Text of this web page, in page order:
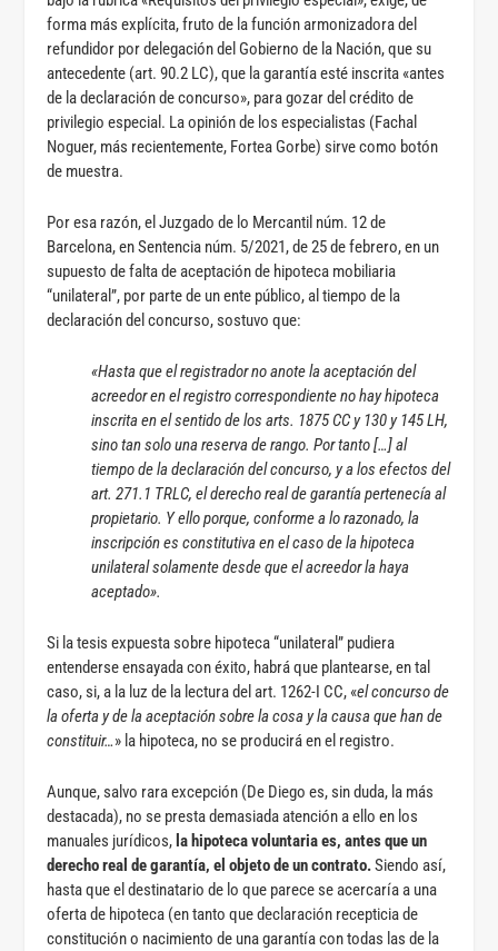
forma más explícita, fruto de la función armonizadora del
refundidor por delegación del Gobierno de la Nación, que su
antecedente (art. 90.2 LC), que la garantía esté inscrita «antes
de la declaración de concurso», para gozar del crédito de
privilegio especial. La opinión de los especialistas (Fachal
Noguer, más recientemente, Fortea Gorbe) sirve como botón
de muestra.
Por esa razón, el Juzgado de lo Mercantil núm. 12 de
Barcelona, en Sentencia núm. 5/2021, de 25 de febrero, en un
supuesto de falta de aceptación de hipoteca mobiliaria
“unilateral”, por parte de un ente público, al tiempo de la
declaración del concurso, sostuvo que:
«Hasta que el registrador no anote la aceptación del
acreedor en el registro correspondiente no hay hipoteca
inscrita en el sentido de los arts. 1875 CC y 130 y 145 LH,
sino tan solo una reserva de rango. Por tanto […] al
tiempo de la declaración del concurso, y a los efectos del
art. 271.1 TRLC, el derecho real de garantía pertenecía al
propietario. Y ello porque, conforme a lo razonado, la
inscripción es constitutiva en el caso de la hipoteca
unilateral solamente desde que el acreedor la haya
aceptado».
Si la tesis expuesta sobre hipoteca “unilateral” pudiera
entenderse ensayada con éxito, habrá que plantearse, en tal
caso, si, a la luz de la lectura del art. 1262-I CC, «el concurso de
la oferta y de la aceptación sobre la cosa y la causa que han de
constituir…» la hipoteca, no se producirá en el registro.
Aunque, salvo rara excepción (De Diego es, sin duda, la más
destacada), no se presta demasiada atención a ello en los
manuales jurídicos, la hipoteca voluntaria es, antes que un
derecho real de garantía, el objeto de un contrato.Siendo así,
hasta que el destinatario de lo que parece se acercaría a una
oferta de hipoteca (en tanto que declaración recepticia de
constitución o nacimiento de una garantía con todas las de la